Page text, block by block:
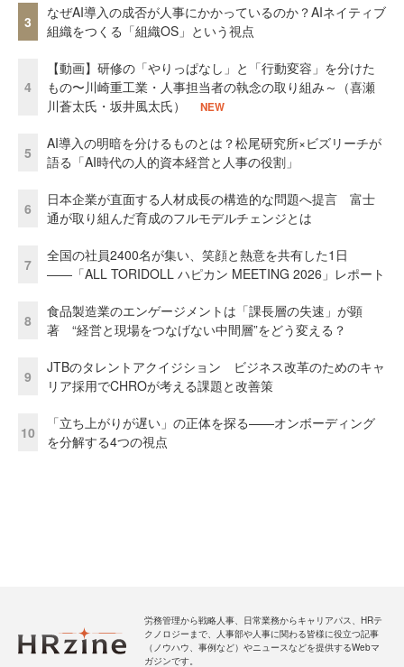
3
なぜAI導入の成否が人事にかかっているのか？AIネイティブ
組織をつくる「組織OS」という視点
4
【動画】研修の「やりっぱなし」と「行動変容」を分けた
もの〜川崎重工業・人事担当者の執念の取り組み～（喜瀬
川蒼太氏・坂井風太氏）
NEW
5
AI導入の明暗を分けるものとは？松尾研究所×ビズリーチが
語る「AI時代の人的資本経営と人事の役割」
6
日本企業が直面する人材成長の構造的な問題へ提言 富士
通が取り組んだ育成のフルモデルチェンジとは
7
全国の社員2400名が集い、笑顔と熱意を共有した1日
――「ALL TORIDOLL ハピカン MEETING 2026」レポート
8
食品製造業のエンゲージメントは「課長層の失速」が顕
著 “経営と現場をつなげない中間層”をどう変える？
9
JTBのタレントアクイジション ビジネス改革のためのキャ
リア採用でCHROが考える課題と改善策
10
「立ち上がりが遅い」の正体を探る——オンボーディング
を分解する4つの視点
労務管理から戦略人事、日常業務からキャリアパス、HRテ
クノロジーまで、人事部や人事に関わる皆様に役立つ記事
（ノウハウ、事例など）やニュースなどを提供するWebマ
ガジンです。